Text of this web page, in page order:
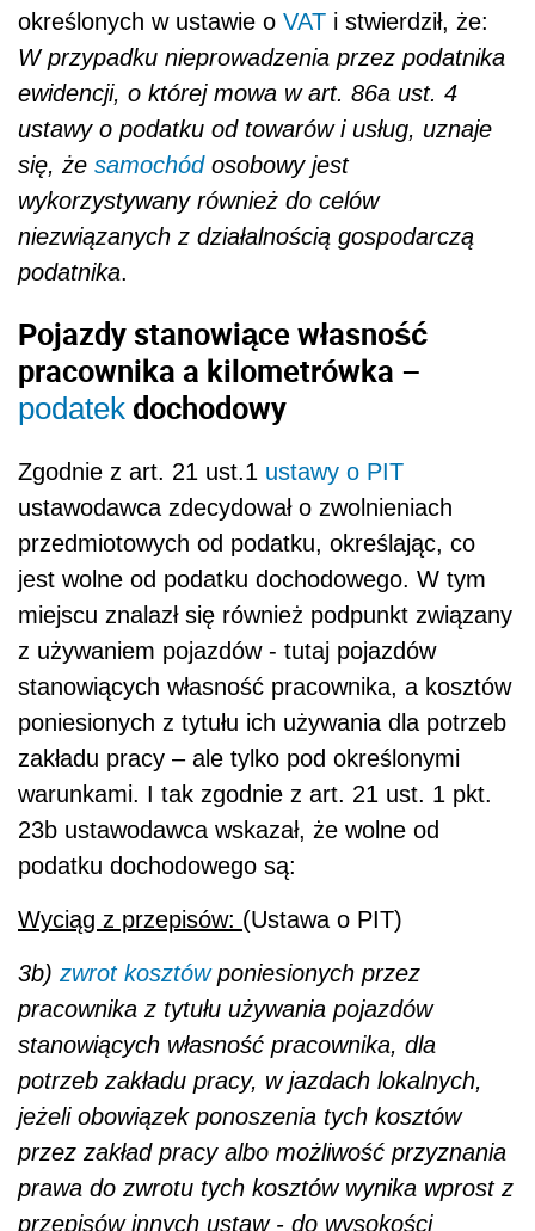
określonych w ustawie o VAT i stwierdził, że:
W przypadku nieprowadzenia przez podatnika
ewidencji, o której mowa w art. 86a ust. 4
ustawy o podatku od towarów i usług, uznaje
się, że samochódosobowy jest
wykorzystywany również do celów
niezwiązanych z działalnością gospodarczą
podatnika.
Pojazdy stanowiące własność
pracownika a kilometrówka –
podatek dochodowy
Zgodnie z art. 21 ust.1 ustawy o PIT
ustawodawca zdecydował o zwolnieniach
przedmiotowych od podatku, określając, co
jest wolne od podatku dochodowego. W tym
miejscu znalazł się również podpunkt związany
z używaniem pojazdów - tutaj pojazdów
stanowiących własność pracownika, a kosztów
poniesionych z tytułu ich używania dla potrzeb
zakładu pracy – ale tylko pod określonymi
warunkami. I tak zgodnie z art. 21 ust. 1 pkt.
23b ustawodawca wskazał, że wolne od
podatku dochodowego są:
Wyciąg z przepisów: (Ustawa o PIT)
3b) zwrot kosztówponiesionych przez
pracownika z tytułu używania pojazdów
stanowiących własność pracownika, dla
potrzeb zakładu pracy, w jazdach lokalnych,
jeżeli obowiązek ponoszenia tych kosztów
przez zakład pracy albo możliwość przyznania
prawa do zwrotu tych kosztów wynika wprost z
przepisów innych ustaw - do wysokości